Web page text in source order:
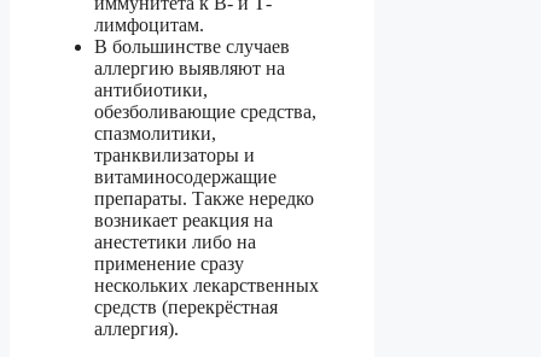
лимфоцитам.
В большинстве случаев
аллергию выявляют на
антибиотики,
обезболивающие средства,
спазмолитики,
транквилизаторы и
витаминосодержащие
препараты. Также нередко
возникает реакция на
анестетики либо на
применение сразу
нескольких лекарственных
средств (перекрёстная
аллергия).